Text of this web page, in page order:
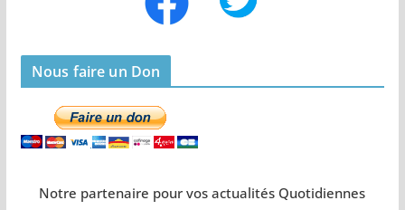
Nous faire un Don
Notre partenaire pour vos actualités Quotidiennes